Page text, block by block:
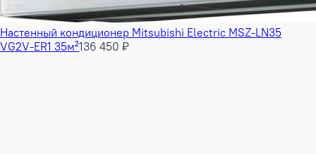
Настенный кондиционер Mitsubishi Electric MSZ-LN35
VG2V-ER1 35м²136 450 ₽